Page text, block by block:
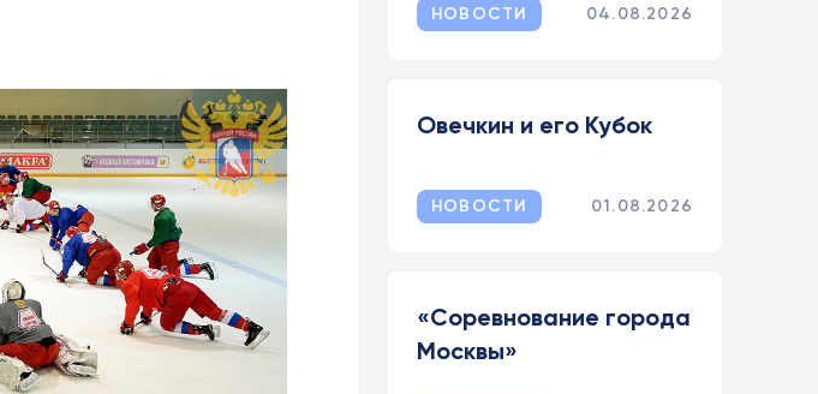
НОВОСТИ 04.08.2026
Овечкин и его Кубок
НОВОСТИ 01.08.2026
«Соревнование города
Москвы»